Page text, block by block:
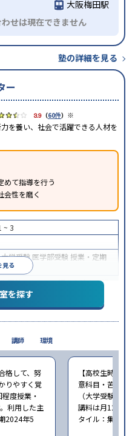
大阪梅田駅
せは現在できません
塾の詳細を見る
ー
3.9 （60件） ※
を養い、社会で活躍できる人材を
めて指導を行う
会性を磨く
見る
~ 3
大学受験 医学部受験 授業・定期
団塾アンケート調査方法を参照
を探す
格して、努
りやすく覚
度授業・
利用した主
2024年5
【高校生時の通
意科目・苦手科
（大学受験で、
講料は月12,000
タイル：集団。
講師 環境